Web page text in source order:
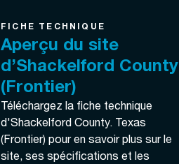
FICHE TECHNIQUE
Aperçu du site
d’Shackelford County
(Frontier)
Téléchargez la fiche technique
d'Shackelford County. Texas
(Frontier) pour en savoir plus sur le
site, ses spécifications et les